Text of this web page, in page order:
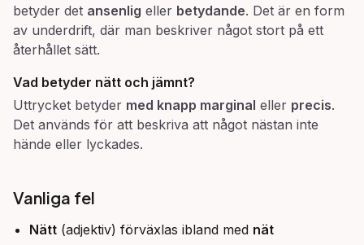
betyder det ansenlig eller betydande. Det är en form
av underdrift, där man beskriver något stort på ett
återhållet sätt.
Vad betyder nätt och jämnt?
Uttrycket betyder med knapp marginal eller precis.
Det används för att beskriva att något nästan inte
hände eller lyckades.
Vanliga fel
Nätt (adjektiv) förväxlas ibland med nät